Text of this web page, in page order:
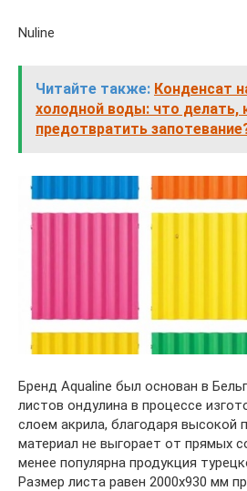
Nuline
Читайте также: Конденсат
холодной воды: что делать,
предотвратить
Бренд Aqualine был основан в
листов ондулина в процессе
слоем акрила, благодаря высокой
материал не выгорает от прямых
менее популярна продукция
Размер листа равен 2000х930 мм